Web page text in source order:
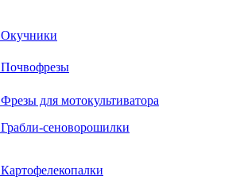
Окучники
Почвофрезы
Фрезы для мотокультиватора
Грабли-сеноворошилки
Картофелекопалки